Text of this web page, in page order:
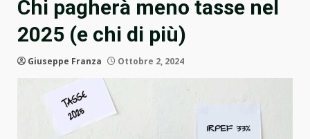
Chi pagherà meno tasse nel
2025 (e chi di più)
Giuseppe Franza Ottobre 2, 2024